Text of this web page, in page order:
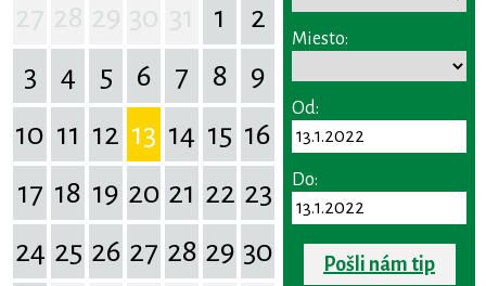
1
2
3
4 5 6 7 8
9
10 11 12 13 14 15 16
17 18 19 20 21 22 23
24 25 26 27 28 29 30
Miesto:
Od:
Do:
Pošli nám tip